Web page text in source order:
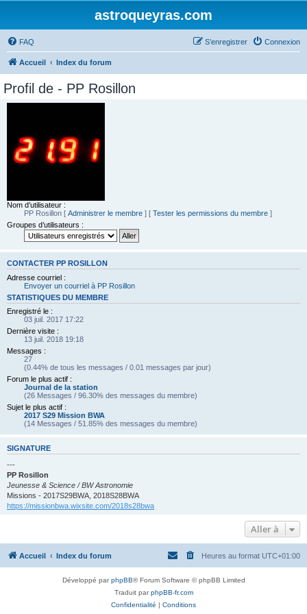
astroqueyras.com
FAQ Connexion
S’enregistrer
Accueil Index du forum
Profil de - PP Rosillon
Nom d’utilisateur :
PP Rosillon [ Administrer le membre ] [ Tester les permissions du membre ]
Groupes d’utilisateurs :
CONTACTER PP ROSILLON
Adresse courriel :
Envoyer un courriel à PP Rosillon
STATISTIQUES DU MEMBRE
Enregistré le :
03 juil. 2017 17:22
Dernière visite :
13 juil. 2018 19:18
Messages :
27
(0.44% de tous les messages / 0.01 messages par jour)
Forum le plus actif :
Journal de la station
(26 Messages / 96.30% des messages du membre)
Sujet le plus actif :
2017 S29 Mission BWA
(14 Messages / 51.85% des messages du membre)
SIGNATURE
---
PP Rosillon
Jeunesse & Science / BW Astronomie
Missions - 2017S29BWA, 2018S28BWA
https://missionbwa.wixsite.com/2018s28bwa
Aller à
Accueil Index du forum Heures au format UTC+01:00
Développé parphpBB® Forum Software © phpBB Limited
Traduit parphpBB-fr.com
Confidentialité | Conditions